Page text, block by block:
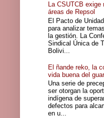
La CSUTCB exige
áreas de Repsol
El Pacto de
para analizar
la gestión. La
Sindical Única de
Bolivi...
El ñande reko, la
vida buena del
Una serie de
ser otorgan la
indígena de
defectos para
en u...